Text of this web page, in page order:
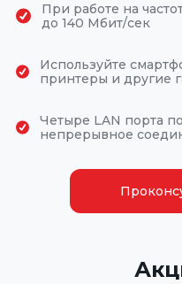
При работе на
до 140 Мбит/сек
Используйте
принтеры и другие
Четыре LAN порта
непрерывное